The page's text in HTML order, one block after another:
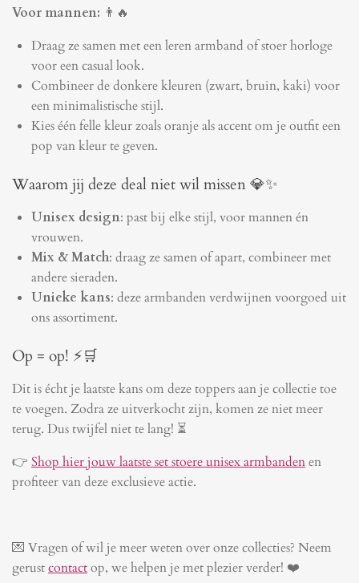
Voor mannen: 👨🔥
Draag ze samen met een leren armband of stoer horloge
voor een casual look.
Combineer de donkere kleuren (zwart, bruin, kaki) voor
een minimalistische stijl.
Kies één felle kleur zoals oranje als accent om je outfit een
pop van kleur te geven.
Waarom jij deze deal niet wil missen 💎✨
Unisex design: past bij elke stijl, voor mannen én
vrouwen.
Mix & Match: draag ze samen of apart, combineer met
andere sieraden.
Unieke kans: deze armbanden verdwijnen voorgoed uit
ons assortiment.
Op = op! ⚡🛒
Dit is écht je laatste kans om deze toppers aan je collectie toe
te voegen. Zodra ze uitverkocht zijn, komen ze niet meer
terug. Dus twijfel niet te lang! ⏳
👉 Shop hier jouw laatste set stoere unisex armbandenen
profiteer van deze exclusieve actie.
💌 Vragen of wil je meer weten over onze collecties? Neem
gerustcontactop, we helpen je met plezier verder! ❤️